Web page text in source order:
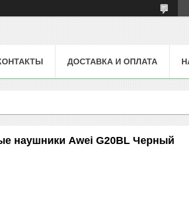
ДОСТАВКА И ОПЛАТА
наушники Awei G20BL Черный